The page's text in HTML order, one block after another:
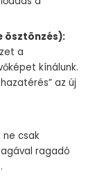
ösztönzés):
a
kínálunk.
az új
ne csak
ragadó